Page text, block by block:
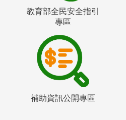
教育部全民安全指引
專區
補助資訊公開專區